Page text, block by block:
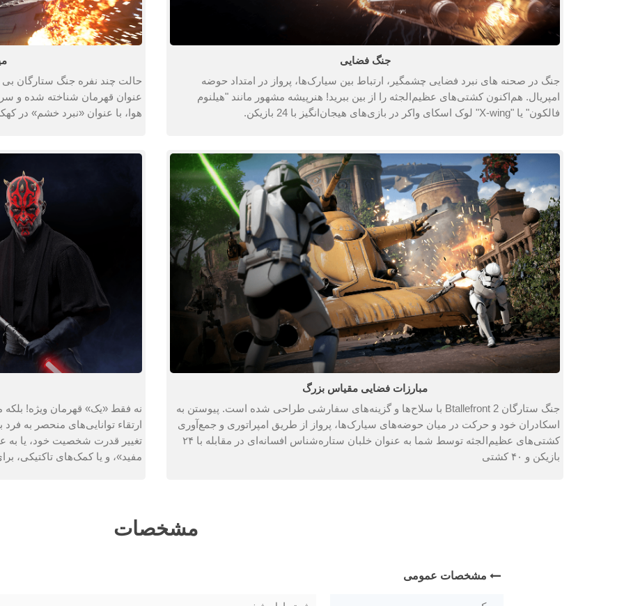
جنگ فضایی
جنگ در صحنه های نبرد فضایی چشمگیر، ارتباط بین سیارک‌ها، پرواز در امتداد حوضه
امپریال. هم‌اکنون کشتی‌های عظیم‌الجثه را از بین ببرید! هنرپیشه مشهور مانند "هیلنوم
فالکون" یا "X-wing" لوک اسکای واکر در بازی‌های هیجان‌انگیز با 24 بازیکن.
عنوان قهرمان شناخته شده و
هوا، با عنوان «نبرد خشم» در
مبارزات فضایی مقیاس بزرگ
جنگ ستارگان Btallefront 2 با سلاح‌ها و گزینه‌های سفارشی طراحی شده است. پیوستن به
اسکادران خود و حرکت در میان حوضه‌های سیارک‌ها، پرواز از طریق امپراتوری و جمع‌آوری
کشتی‌های عظیم‌الجثه توسط شما به عنوان خلبان ستاره‌شناس افسانه‌ای در مقابله با ۲۴
بازیکن و ۴۰ کشتی
نه فقط «یک» قهرمان ویژه!
ارتقاء توانایی‌های منحصر به
تغییر قدرت شخصیت خود، یا به
مفید»، و یا کمک‌های تاکتیکی،
مشخصات
مشخصات عمومی